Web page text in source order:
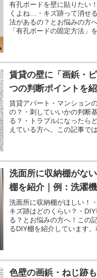
有孔ボードを壁に貼りたい
くよね…・キズ跡って消せ
法があるの？とお悩みの方
「有孔ボードの固定方法」
賃貸の壁に「画鋲・
つの判断ポイントを
賃貸アパート・マンション
の？・刺していいかの判断
る？・トラブルになったら
えている方へ。この記事で
洗面所に収納棚がな
棚を紹介｜例：洗濯
洗面所に収納棚がほしい！
キズ跡はどのくらい？・
る？とお悩みの方へ！この
るDIY棚を紹介しています
色壁の画鋲・ねじ跡